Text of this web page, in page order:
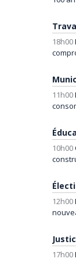
18h00
11h00
10h00
12h00
17h00